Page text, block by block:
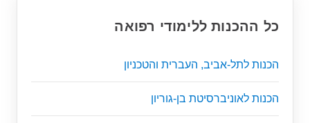
כל ההכנות ללימודי רפואה
הכנות לתל-אביב, העברית והטכניון
הכנות לאוניברסיטת בן-גוריון